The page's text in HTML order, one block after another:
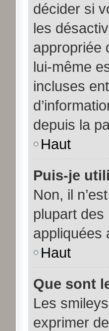
décider si
les
appropriée
lui-même
incluses
depuis la
Haut
Puis-je
Non, il
plupart
appliquées
Haut
Que sont
Les
exprimer